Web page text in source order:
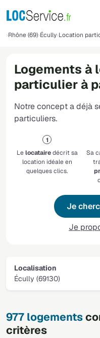
Rhône (69) Écully Location
Logements à
particulier à
Notre concept a déjà
particuliers.
Lelocatairedécrit sa
location idéale en
quelques clics.
Sa
Je
Je
Localisation
Écully (69130)
977 logements
critères